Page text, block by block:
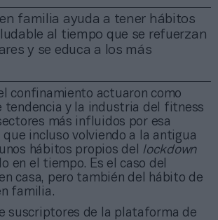
familia ayuda a tener hábitos
al tiempo que se refuerzan
y se educa a los más
confinamiento actuaron como
tendencia y la industria del fitness
más influidos por esa
que incluso volviendo a la antigua
hábitos propios del lockdown
en el tiempo. Es el caso del
casa, pero también del hábito de
familia.
suscriptores de la plataforma de